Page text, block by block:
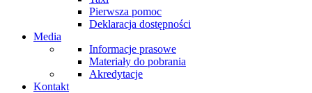
Pierwsza pomoc
Deklaracja dostępności
Media
Informacje prasowe
Materiały do pobrania
Akredytacje
Kontakt